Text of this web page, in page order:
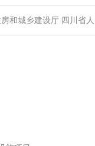
房和城乡建设厅 四川省